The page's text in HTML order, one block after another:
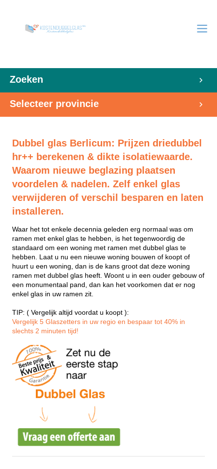
Zoeken
Selecteer provincie
Dubbel glas Berlicum: Prijzen driedubbel
hr++ berekenen & dikte isolatiewaarde.
Waarom nieuwe beglazing plaatsen
voordelen & nadelen. Zelf enkel glas
verwijderen of verschil besparen en laten
installeren.
Waar het tot enkele decennia geleden erg normaal was om
ramen met enkel glas te hebben, is het tegenwoordig de
standaard om een woning met ramen met dubbel glas te
hebben. Laat u nu een nieuwe woning bouwen of koopt of
huurt u een woning, dan is de kans groot dat deze woning
ramen met dubbel glas heeft. Woont u in een ouder gebouw of
een monumentaal pand, dan kan het voorkomen dat er nog
enkel glas in uw ramen zit.
TIP: ( Vergelijk altijd voordat u koopt ):
Vergelijk 5 Glaszetters in uw regio en bespaar tot 40% in
slechts 2 minuten tijd!